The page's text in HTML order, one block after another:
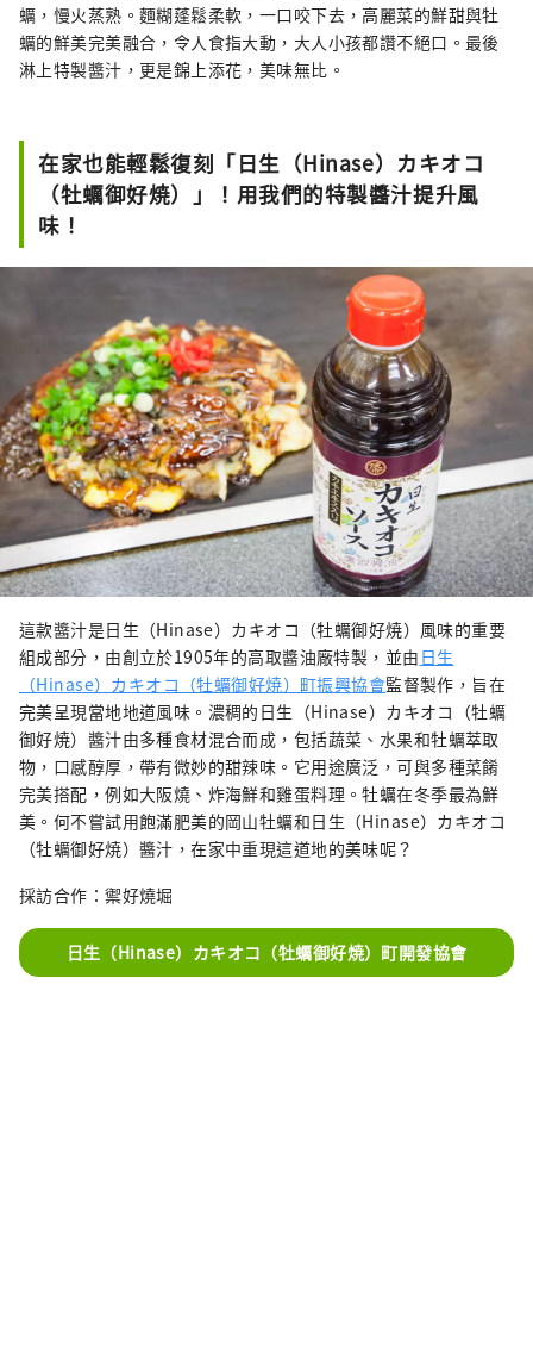
蠣，慢火蒸熟。麵糊蓬鬆柔軟，一口咬下去，高麗菜的鮮甜與牡
蠣的鮮美完美融合，令人食指大動，大人小孩都讚不絕口。最後
淋上特製醬汁，更是錦上添花，美味無比。
在家也能輕鬆復刻「日生（Hinase）カキオコ
（牡蠣御好焼）」！用我們的特製醬汁提升風
味！
這款醬汁是日生（Hinase）カキオコ（牡蠣御好焼）風味的重要
組成部分，由創立於1905年的高取醬油廠特製，並由 日生
（Hinase）カキオコ（牡蠣御好焼）町振興協會監督製作，旨在
完美呈現當地地道風味。濃稠的日生（Hinase）カキオコ（牡蠣
御好焼）醬汁由多種食材混合而成，包括蔬菜、水果和牡蠣萃取
物，口感醇厚，帶有微妙的甜辣味。它用途廣泛，可與多種菜餚
完美搭配，例如大阪燒、炸海鮮和雞蛋料理。牡蠣在冬季最為鮮
美。何不嘗試用飽滿肥美的岡山牡蠣和日生（Hinase）カキオコ
（牡蠣御好焼）醬汁，在家中重現這道地的美味呢？
採訪合作：禦好燒堀
日生（Hinase）カキオコ（牡蠣御好焼）町開發協會